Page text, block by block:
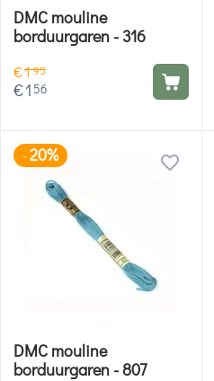
DMC mouline
borduurgaren - 316
€195
€1 56
-20%
DMC mouline
borduurgaren - 807